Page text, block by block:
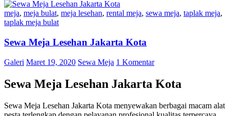
meja, meja bulat, meja lesehan, rental meja, sewa meja, taplak meja,
taplak meja bulat
Sewa Meja Lesehan Jakarta Kota
Galeri Maret 19, 2020 Sewa Meja 1 Komentar
Sewa Meja Lesehan Jakarta Kota
Sewa Meja Lesehan Jakarta Kota menyewakan berbagai macam alat